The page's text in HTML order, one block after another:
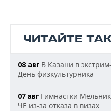
ЧИТАЙТЕ
08 авг В Казани в
День физкультурника
07 авг Гимнастки
ЧЕ из-за отказа в визах